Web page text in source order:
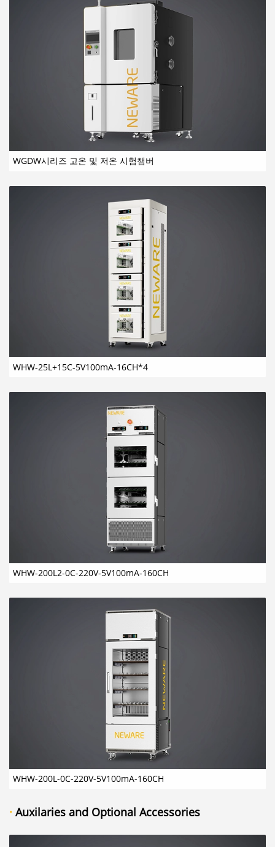
WGDW시리즈 고온 및 저온 시험챔버
WHW-25L+15C-5V100mA-16CH*4
WHW-200L2-0C-220V-5V100mA-160CH
WHW-200L-0C-220V-5V100mA-160CH ​
· Auxilaries and Optional Accessories